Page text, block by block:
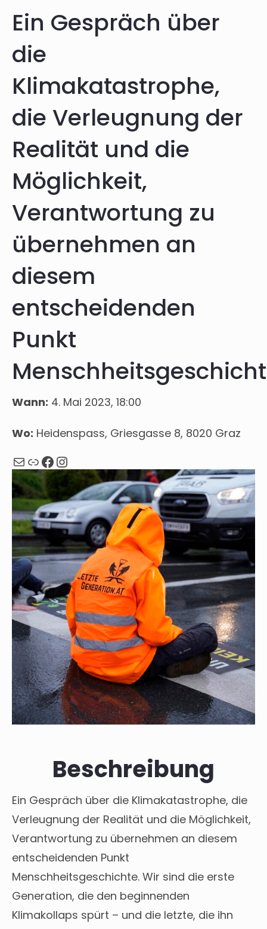
Ein Gespräch über
die
Klimakatastrophe,
die Verleugnung der
Realität und die
Möglichkeit,
Verantwortung zu
übernehmen an
diesem
entscheidenden
Punkt
Wann: 4. Mai 2023, 18:00
Wo: Heidenspass, Griesgasse 8, 8020 Graz
MailWebseite
Facebook
Instagram
Beschreibung
Ein Gespräch über die Klimakatastrophe, die
Verleugnung der Realität und die Möglichkeit,
Verantwortung zu übernehmen an diesem
entscheidenden Punkt
Menschheitsgeschichte. Wir sind die erste
Generation, die den beginnenden
Klimakollaps spürt – und die letzte, die ihn